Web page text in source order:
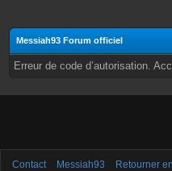
Messiah93 Forum officiel
Erreur de code d’autorisation.
Contact Messiah93 Retourner